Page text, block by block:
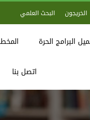
الخريجون البحث العلمي
البرامج الحرة
اتصل بنا